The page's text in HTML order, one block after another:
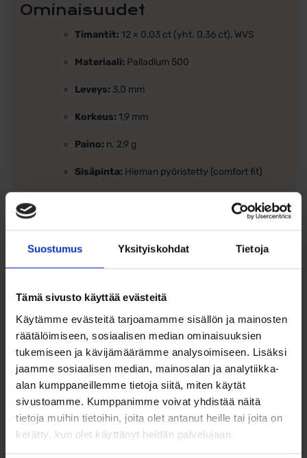
Suostumus Yksityiskohdat Tietoja
Tämä sivusto käyttää evästeitä
Käytämme evästeitä tarjoamamme sisällön ja mainosten
räätälöimiseen, sosiaalisen median ominaisuuksien
tukemiseen ja kävijämäärämme analysoimiseen. Lisäksi
jaamme sosiaalisen median, mainosalan ja analytiikka-
alan kumppaneillemme tietoja siitä, miten käytät
sivustoamme. Kumppanimme voivat yhdistää näitä
tietoja muihin tietoihin, joita olet antanut heille tai joita on
kerätty, kun olet käyttänyt heidän palvelujaan.
Ominaisuudet
Timantit: 12 × 0,03 ct (yht. 0,36 ct), WVS
Materiaali: Palladium 500
Leveys: 3,0 mm
Korkeus: 1,9 mm
Paino: n. 2,9 g
Sisäpinta: Hieman pyöristetty (comfort fit)
Huomioithan, että sormuksen koon mittaaminen
on erityisen tärkeää, sillä tämä sormus
kuluttajansuojalain mukaista vaihto- tai
palautusoikeutta
mahdollista.
Kaiverrus
Tee sormuksestasi ainutlaatuinen ja henkilökohtainen
kaiverruksella! Halutessasi kaiverramme sormukseen
valitsemasi tekstin täysin veloituksetta. Tämä pieni
yksityiskohta tekee sormuksestasi erityisen ja ikimuistoisen.